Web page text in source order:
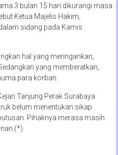
3 bulan 15 hari dikurangi masa
Ketua Majelis Hakim,
sidang pada Kamis
hal yang meringankan,
yang memberatkan,
para korban.
Tanjung Perak Surabaya
belum menentukan sikap
Pihaknya merasa masih